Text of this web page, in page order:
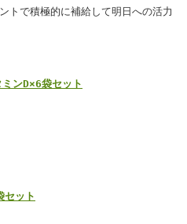
トで積極的に補給して明日への活力
ンD×6袋セット
セット